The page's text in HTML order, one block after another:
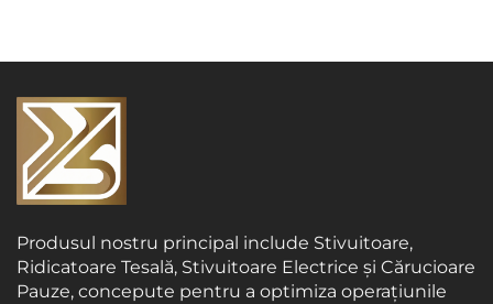
Produsul nostru principal include Stivuitoare,
Ridicatoare Tesală, Stivuitoare Electrice și Cărucioare
Pauze, concepute pentru a optimiza operațiunile